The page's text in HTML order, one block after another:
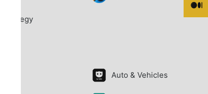
Strategy
Auto & Vehicles